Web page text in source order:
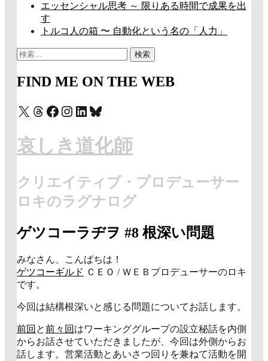
エッセンシャル思考 ～ 限りある時間で成果を出
す
トルコ人の箱 〜 自動化という名の「人力」
検
FIND ME ON THE WEB
X Threads
Facebook
Instagram
LinkedIn
Bluesky
哀しき道化師
クリエイティブ・プロデューサー
ロキのラグナログ
音
声
ゲツコーラヂヲ #8 根深い問題
みなさん、こんばちは！
ゲツコーギルド ＣＥＯ / ＷＥＢプロデューサーのロキ
です。
今回は結構根深いと感じる問題についてお話します。
前回 と前々回 はワーキンググループの設立秘話を内側
からお話させていただきましたが、今回は外側からお
話します。営業活動とあいさつ回りを兼ねて活動を開